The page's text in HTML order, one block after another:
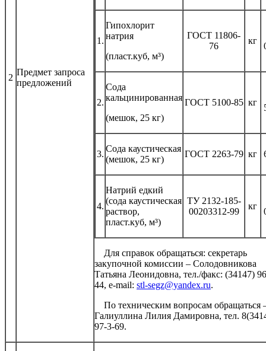
2
Предмет запроса
предложений
1.
Гипохлорит
натрия
(пласт.куб, м³)
ГОСТ 11806-
76
кг
2.
Сода
кальцинированная
(мешок, 25 кг)
ГОСТ 5100-85 кг
3.
Сода каустическая
(мешок, 25 кг)
ГОСТ 2263-79 кг
4.
Натрий едкий
(сода каустическая
раствор,
пласт.куб, м³)
ТУ 2132-185-
00203312-99
кг
Для справок обращаться: секретарь
закупочной комиссии – Солодовникова
Татьяна Леонидовна, тел./факс: (34147)
44, e-mail: stl-segz@yandex.ru.
По техническим вопросам обращаться
Галиуллина Лилия Дамировна, тел.
97-3-69.